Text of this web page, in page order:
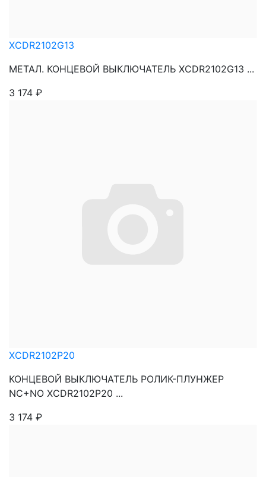
XCDR2102G13
МЕТАЛ. КОНЦЕВОЙ ВЫКЛЮЧАТЕЛЬ XCDR2102G13 ...
3 174 ₽
XCDR2102P20
КОНЦЕВОЙ ВЫКЛЮЧАТЕЛЬ РОЛИК-ПЛУНЖЕР
NC+NO XCDR2102P20 ...
3 174 ₽